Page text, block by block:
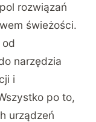
rozwiązań
świeżości.
od
narzędzia
i
po to,
urządzeń